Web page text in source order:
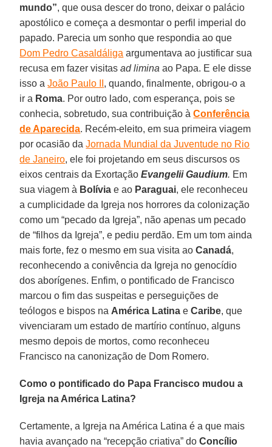
mundo”, que ousa descer do trono, deixar o palácio
apostólico e começa a desmontar o perfil imperial do
papado. Parecia um sonho que respondia ao que
Dom Pedro Casaldáliga argumentava ao justificar sua
recusa em fazer visitasad liminaao Papa. E ele disse
isso aJoão Paulo II , quando, finalmente, obrigou-o a
ir a Roma. Por outro lado, com esperança, pois se
conhecia, sobretudo, sua contribuição àConferência
de Aparecida. Recém-eleito, em sua primeira viagem
por ocasião daJornada Mundial da Juventude no Rio
de Janeiro, ele foi projetando em seus discursos os
eixos centrais da ExortaçãoEvangelii Gaudium. Em
sua viagem à Bolívia e ao Paraguai, ele reconheceu
a cumplicidade da Igreja nos horrores da colonização
como um “pecado da Igreja”, não apenas um pecado
de “filhos da Igreja”, e pediu perdão. Em um tom ainda
mais forte, fez o mesmo em sua visita aoCanadá,
reconhecendo a conivência da Igreja no genocídio
dos aborígenes. Enfim, o pontificado de Francisco
marcou o fim das suspeitas e perseguições de
teólogos e bispos na América Latina eCaribe, que
vivenciaram um estado de martírio contínuo, alguns
mesmo depois de mortos, como reconheceu
Francisco na canonização de Dom Romero.
Como o pontificado do Papa Francisco mudou a
Igreja na América Latina?
Certamente, a Igreja na América Latina é a que mais
havia avançado na “recepção criativa” doConcílio